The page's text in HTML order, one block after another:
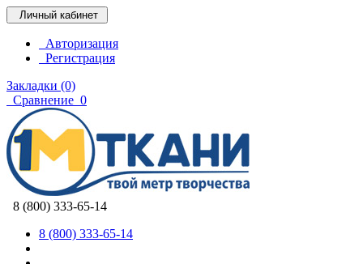
Личный кабинет
Авторизация
Регистрация
Закладки (0)
Сравнение 0
8 (800) 333-65-14
8 (800) 333-65-14